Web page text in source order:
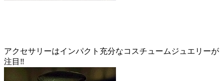
アクセサリーはインパクト充分なコスチュームジュエリーが
注目‼